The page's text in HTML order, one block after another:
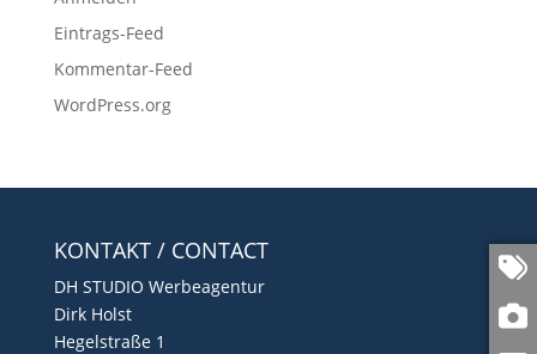
Eintrags-Feed
Kommentar-Feed
WordPress.org
KONTAKT / CONTACT
DH STUDIO Werbeagentur
Dirk Holst
Hegelstraße 1